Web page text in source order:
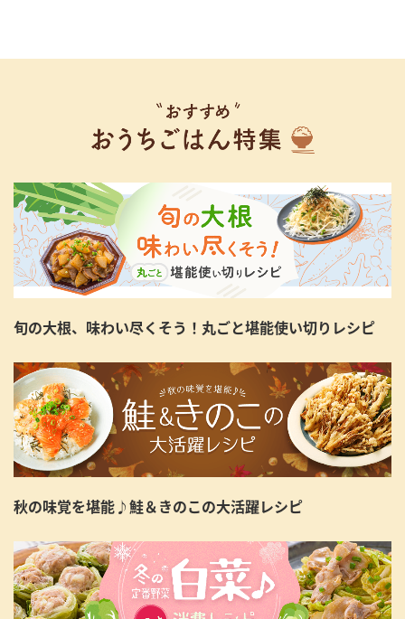
旬の大根、味わい尽くそう！丸ごと堪能使い切りレシピ
秋の味覚を堪能♪鮭＆きのこの大活躍レシピ